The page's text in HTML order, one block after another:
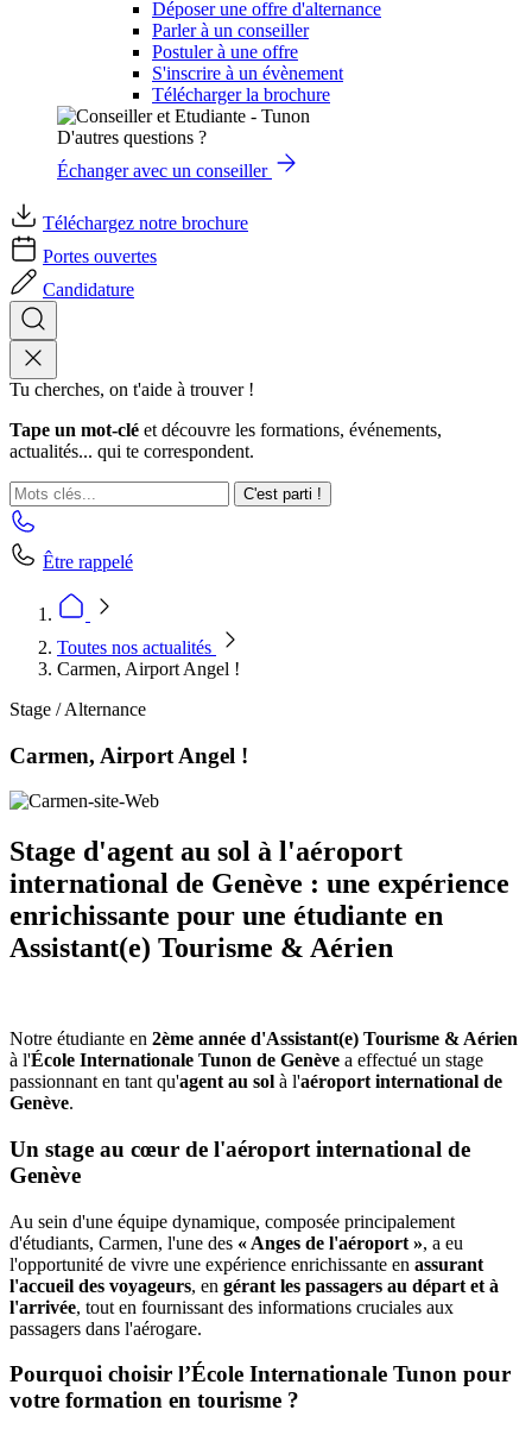
Déposer une offre d'alternance
Parler à un conseiller
Postuler à une offre
S'inscrire à un évènement
Télécharger la brochure
D'autres questions ?
Échanger avec un conseiller
Téléchargez notre brochure
Portes ouvertes
Candidature
Tu cherches, on t'aide à trouver !
Tape un mot-clé et découvre les formations, événements,
actualités... qui te correspondent.
C'est parti !
Être rappelé
Toutes nos actualités
Carmen, Airport Angel !
Stage / Alternance
Carmen, Airport Angel !
Stage d'agent au sol à l'aéroport
international de Genève : une expérience
enrichissante pour une étudiante en
Assistant(e) Tourisme & Aérien
Notre étudiante en 2ème année d'Assistant(e) Tourisme & Aérien
à l'École Internationale Tunon de Genève a effectué un stage
passionnant en tant qu'agent au sol à l'aéroport international de
Genève.
Un stage au cœur de l'aéroport international de
Genève
Au sein d'une équipe dynamique, composée principalement
d'étudiants, Carmen, l'une des « Anges de l'aéroport », a eu
l'opportunité de vivre une expérience enrichissante en assurant
l'accueil des voyageurs, en gérant les passagers au départ et à
l'arrivée, tout en fournissant des informations cruciales aux
passagers dans l'aérogare.
Pourquoi choisir l’École Internationale Tunon pour
votre formation en tourisme ?